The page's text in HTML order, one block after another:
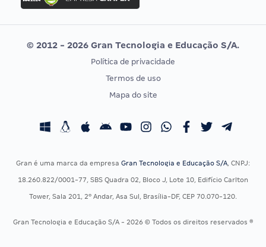
Concurso MPU
Editais publicados
Vunesp
CONCURSOS POR PROFISSÃO
Concursos Fiscais
Concursos Saúde
Residência Multiprofissional
EXAME DE ORDEM
Calendário OAB
© 2012 - 2026 Gran Tecnologia e Educação S/A.
Política de privacidade
Termos de uso
Mapa do site
Gran é uma marca da empresa Gran Tecnologia e Educação S/A, CNPJ:
18.260.822/0001-77, SBS Quadra 02, Bloco J, Lote 10, Edifício Carlton
Tower, Sala 201, 2º Andar, Asa Sul, Brasília-DF, CEP 70.070-120.
Gran Tecnologia e Educação S/A - 2026 © Todos os direitos reservados ®